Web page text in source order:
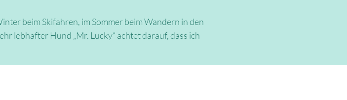
beim Skifahren, im Sommer beim Wandern in den
lebhafter Hund „Mr. Lucky“ achtet darauf, dass ich